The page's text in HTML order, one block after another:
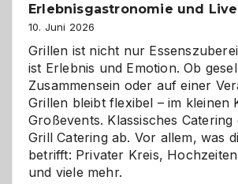
Erlebnisgastronomie und
10. Juni 2026
Grillen ist nicht nur
ist Erlebnis und Emotion. Ob
Zusammensein oder auf einer
Grillen bleibt flexibel – im kleinen
Großevents. Klassisches
Grill Catering ab. Vor allem, was
betrifft: Privater Kreis,
und viele mehr.